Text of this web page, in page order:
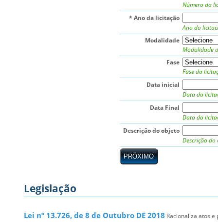
Número da
* Ano da licitação
Ano do
Modalidade
Modalidade
Fase
Fase da
Data inicial
Data da
Data Final
Data da
Descrição do objeto
Descrição do
Legislação
Lei nº 13.726, de 8 de Outubro DE 2018 Racionaliza atos